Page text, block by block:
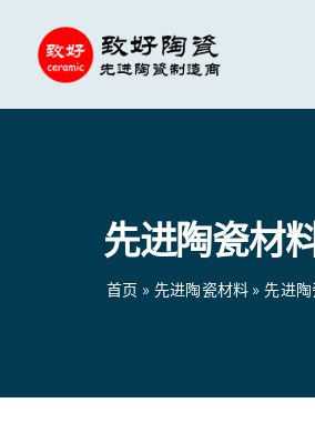
陶瓷零件
陶瓷应用
先进陶瓷材
首页 »先进陶瓷材料 »先进